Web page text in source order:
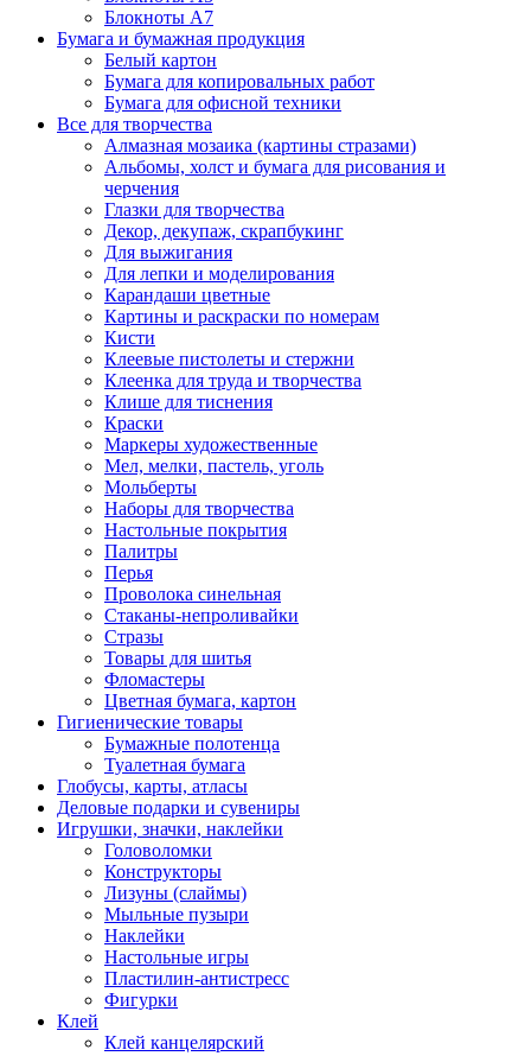
Блокноты А7
Бумага и бумажная продукция
Белый картон
Бумага для копировальных работ
Бумага для офисной техники
Все для творчества
Алмазная мозаика (картины стразами)
Альбомы, холст и бумага для рисования и
черчения
Глазки для творчества
Декор, декупаж, скрапбукинг
Для выжигания
Для лепки и моделирования
Карандаши цветные
Картины и раскраски по номерам
Кисти
Клеевые пистолеты и стержни
Клеенка для труда и творчества
Клише для тиснения
Краски
Маркеры художественные
Мел, мелки, пастель, уголь
Мольберты
Наборы для творчества
Настольные покрытия
Палитры
Перья
Проволока синельная
Стаканы-непроливайки
Стразы
Товары для шитья
Фломастеры
Цветная бумага, картон
Гигиенические товары
Бумажные полотенца
Туалетная бумага
Глобусы, карты, атласы
Деловые подарки и сувениры
Игрушки, значки, наклейки
Головоломки
Конструкторы
Лизуны (слаймы)
Мыльные пузыри
Наклейки
Настольные игры
Пластилин-антистресс
Фигурки
Клей
Клей канцелярский